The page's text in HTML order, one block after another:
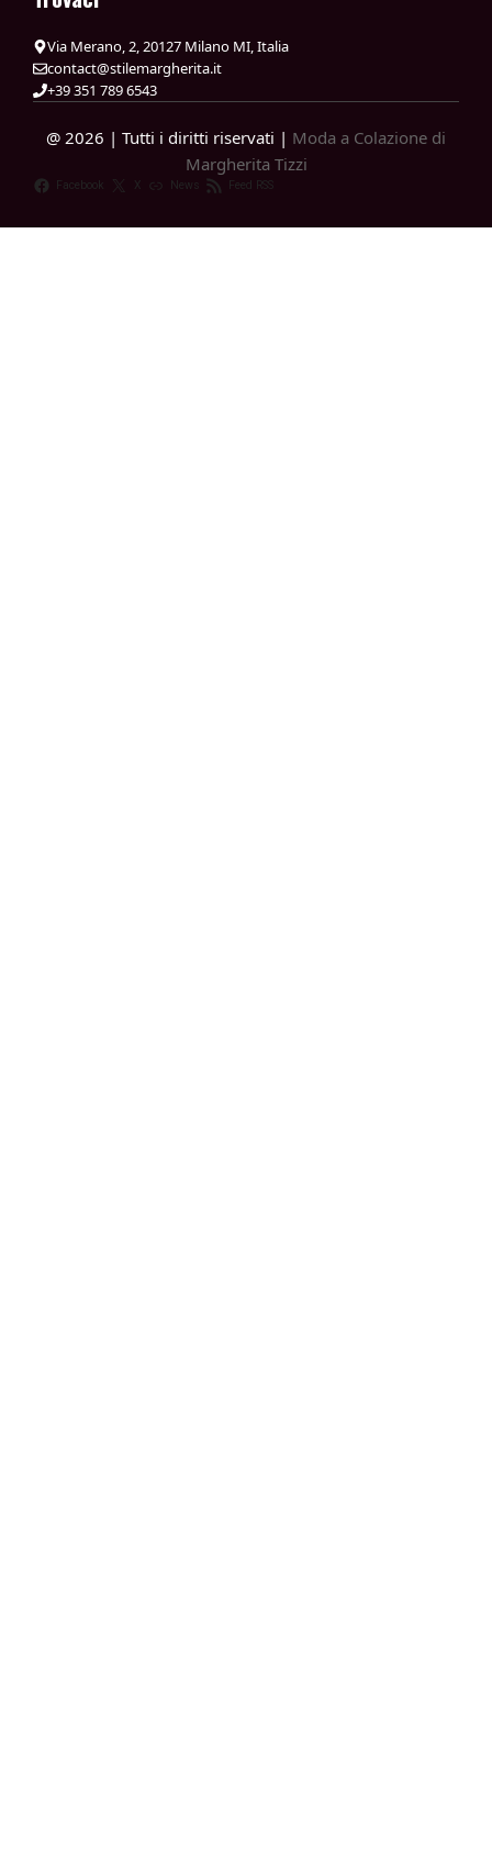
Via Merano, 2, 20127 Milano MI, Italia
contact@stilemargherita.it
+39 351 789 6543
@ 2026 | Tutti i diritti riservati | Moda a Colazione di
Margherita Tizzi
Facebook X News Feed RSS